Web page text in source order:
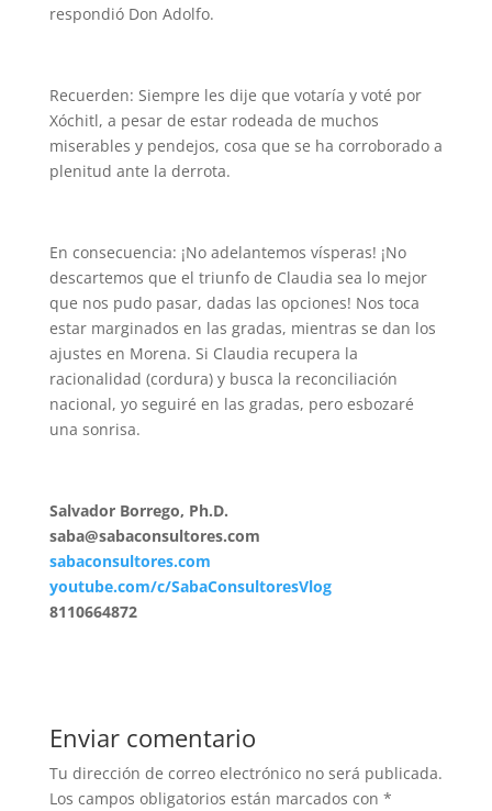
respondió Don Adolfo.
Recuerden: Siempre les dije que votaría y voté por
Xóchitl, a pesar de estar rodeada de muchos
miserables y pendejos, cosa que se ha corroborado a
plenitud ante la derrota.
En consecuencia: ¡No adelantemos vísperas! ¡No
descartemos que el triunfo de Claudia sea lo mejor
que nos pudo pasar, dadas las opciones! Nos toca
estar marginados en las gradas, mientras se dan los
ajustes en Morena. Si Claudia recupera la
racionalidad (cordura) y busca la reconciliación
nacional, yo seguiré en las gradas, pero esbozaré
una sonrisa.
Salvador Borrego, Ph.D.
saba@sabaconsultores.com
sabaconsultores.com
youtube.com/c/SabaConsultoresVlog
8110664872
Enviar comentario
Tu dirección de correo electrónico no será publicada.
Los campos obligatorios están marcados con *